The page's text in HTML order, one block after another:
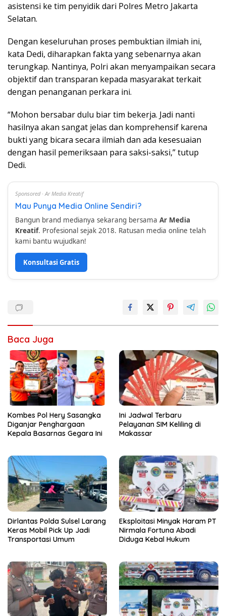
asistensi ke tim penyidik dari Polres Metro Jakarta
Selatan.
Dengan keseluruhan proses pembuktian ilmiah ini,
kata Dedi, diharapkan fakta yang sebenarnya akan
terungkap. Nantinya, Polri akan menyampaikan secara
objektif dan transparan kepada masyarakat terkait
dengan penanganan perkara ini.
“Mohon bersabar dulu biar tim bekerja. Jadi nanti
hasilnya akan sangat jelas dan komprehensif karena
bukti yang bicara secara ilmiah dan ada kesesuaian
dengan hasil pemeriksaan para saksi-saksi,” tutup
Dedi.
Sponsored · Ar Media Kreatif
Mau Punya Media Online Sendiri?
Bangun brand medianya sekarang bersama Ar Media
Kreatif. Profesional sejak 2018. Ratusan media online telah
kami bantu wujudkan!
Konsultasi Gratis
Baca Juga
Kombes Pol Hery Sasangka
Diganjar Penghargaan
Kepala Basarnas Gegara Ini
Ini Jadwal Terbaru
Pelayanan SIM Keliling di
Makassar
Dirlantas Polda Sulsel Larang
Keras Mobil Pick Up Jadi
Transportasi Umum
Eksploitasi Minyak Haram PT
Nirmala Fortuna Abadi
Diduga Kebal Hukum